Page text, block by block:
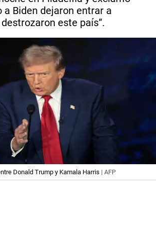
a Biden dejaron entrar a
este país”.
Donald Trump y Kamala Harris | AFP